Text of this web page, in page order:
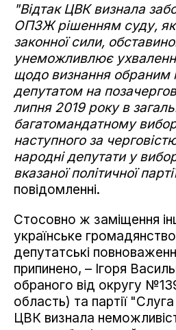
"Відтак ЦВК визнала
ОПЗЖ рішенням суду,
законної сили,
унеможливлює
щодо визнання обраним
депутатом на
липня 2019 року в
багатомандатному
наступного за
народні депутати у
вказаної політичної
повідомленні.
Стосовно ж заміщення
українське громадянство
депутатські
припинено, – Ігоря
обраного від округу
область) та партії
ЦВК визнала